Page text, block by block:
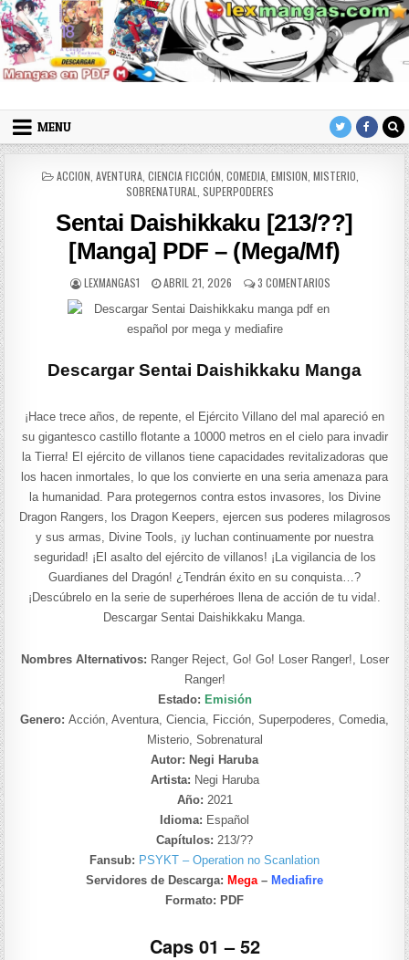
Skip to content
LexMangas
MENU
POSTED IN
ACCION AVENTURA, CIENCIA FICCIÓN COMEDIA, EMISION MISTERIO
SOBRENATURAL SUPERPODERES
Sentai Daishikkaku [213/??]
[Manga] PDF – (Mega/Mf)
AUTHOR:
LEXMANGAS1 PUBLISHED DATE:
ABRIL 21, 2026 3 COMENTARIOSEN SENTAI
Descargar Sentai Daishikkaku Manga
¡Hace trece años, de repente, el Ejército Villano del mal apareció en
su gigantesco castillo flotante a 10000 metros en el cielo para invadir
la Tierra! El ejército de villanos tiene capacidades revitalizadoras que
los hacen inmortales, lo que los convierte en una seria amenaza para
la humanidad. Para protegernos contra estos invasores, los Divine
Dragon Rangers, los Dragon Keepers, ejercen sus poderes milagrosos
y sus armas, Divine Tools, ¡y luchan continuamente por nuestra
seguridad! ¡El asalto del ejército de villanos! ¡La vigilancia de los
Guardianes del Dragón! ¿Tendrán éxito en su conquista…?
¡Descúbrelo en la serie de superhéroes llena de acción de tu vida!.
Descargar Sentai Daishikkaku Manga.
Nombres Alternativos: Ranger Reject, Go! Go! Loser Ranger!, Loser
Ranger!
Estado: Emisión
Genero: Acción, Aventura, Ciencia, Ficción, Superpoderes, Comedia,
Misterio, Sobrenatural
Autor: Negi Haruba
Artista: Negi Haruba
Año: 2021
Idioma: Español
Capítulos: 213/??
Fansub: PSYKT – Operation no Scanlation
Servidores de Descarga: Mega – Mediafire
Formato: PDF
Caps 01 – 52